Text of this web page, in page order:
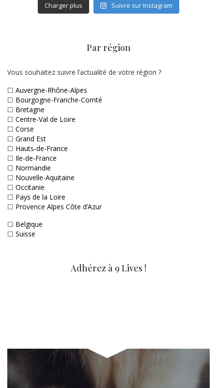
Charger plus Suivre sur Instagram
Par région
Vous souhaitez suivre l’actualité de votre région ?
☐ Auvergne-Rhône-Alpes
☐ Bourgogne-Franche-Comté
☐ Bretagne
☐ Centre-Val de Loire
☐ Corse
☐ Grand Est
☐ Hauts-de-France
☐ Ile-de-France
☐ Normandie
☐ Nouvelle-Aquitaine
☐ Occitanie
☐ Pays de la Loire
☐ Provence Alpes Côte d’Azur
☐ Belgique
☐ Suisse
Adhérez à 9 Lives !